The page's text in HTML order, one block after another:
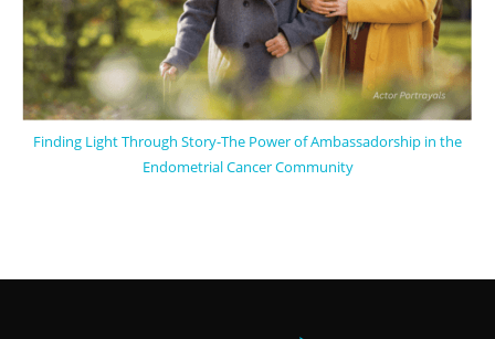
Finding Light Through Story-The Power of Ambassadorship in the
Endometrial Cancer Community